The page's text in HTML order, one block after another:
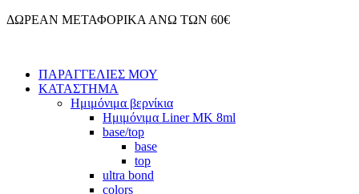
Μετάβαση
ΔΩΡΕΑΝ ΜΕΤΑΦΟΡΙΚΑ ΑΝΩ ΤΩΝ 60€
ΠΑΡΑΓΓΕΛΙΕΣ ΜΟΥ
ΚΑΤΑΣΤΗΜΑ
Ημιμόνιμα βερνίκια
Ημιμόνιμα Liner ΜΚ 8ml
base/top
base
top
ultra bond
colors